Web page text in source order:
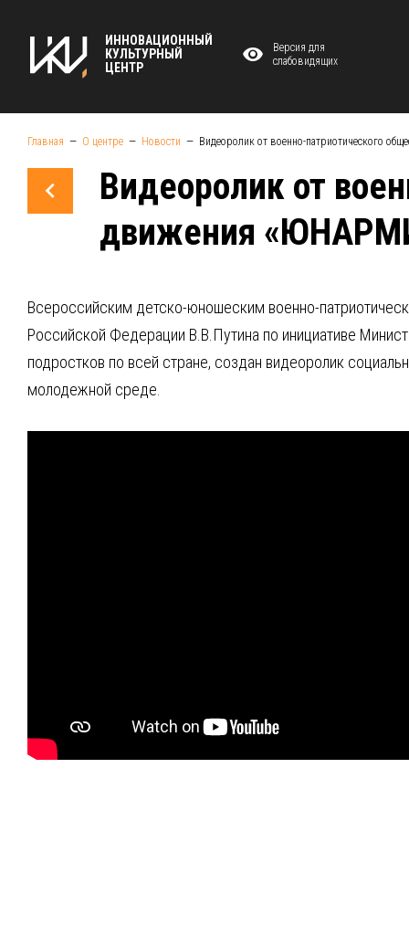
ИННОВАЦИОННЫЙ
КУЛЬТУРНЫЙ
ЦЕНТР
Версия для
слабовидящих
Главная О центре Новости Видеоролик от военно-патриотического
Видеоролик от
движения
Всероссийским детско-юношеским военно-
Российской Федерации В.В.Путина по инициативе
подростков по всей стране, создан видеоролик
молодежной среде.